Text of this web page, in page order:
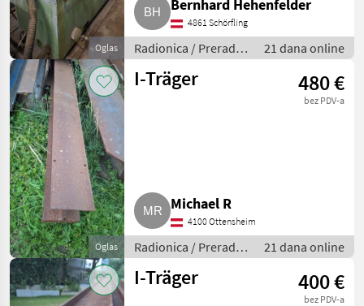
Oglas
Bernhard Hehenfelder
4861 Schörfling
Radionica / Prerada
metala
21 dana online
Oglas
I-Träger 480 €
bez PDV-a
Michael R
4100 Ottensheim
Radionica / Prerada
metala
21 dana online
I-Träger 400 €
bez PDV-a